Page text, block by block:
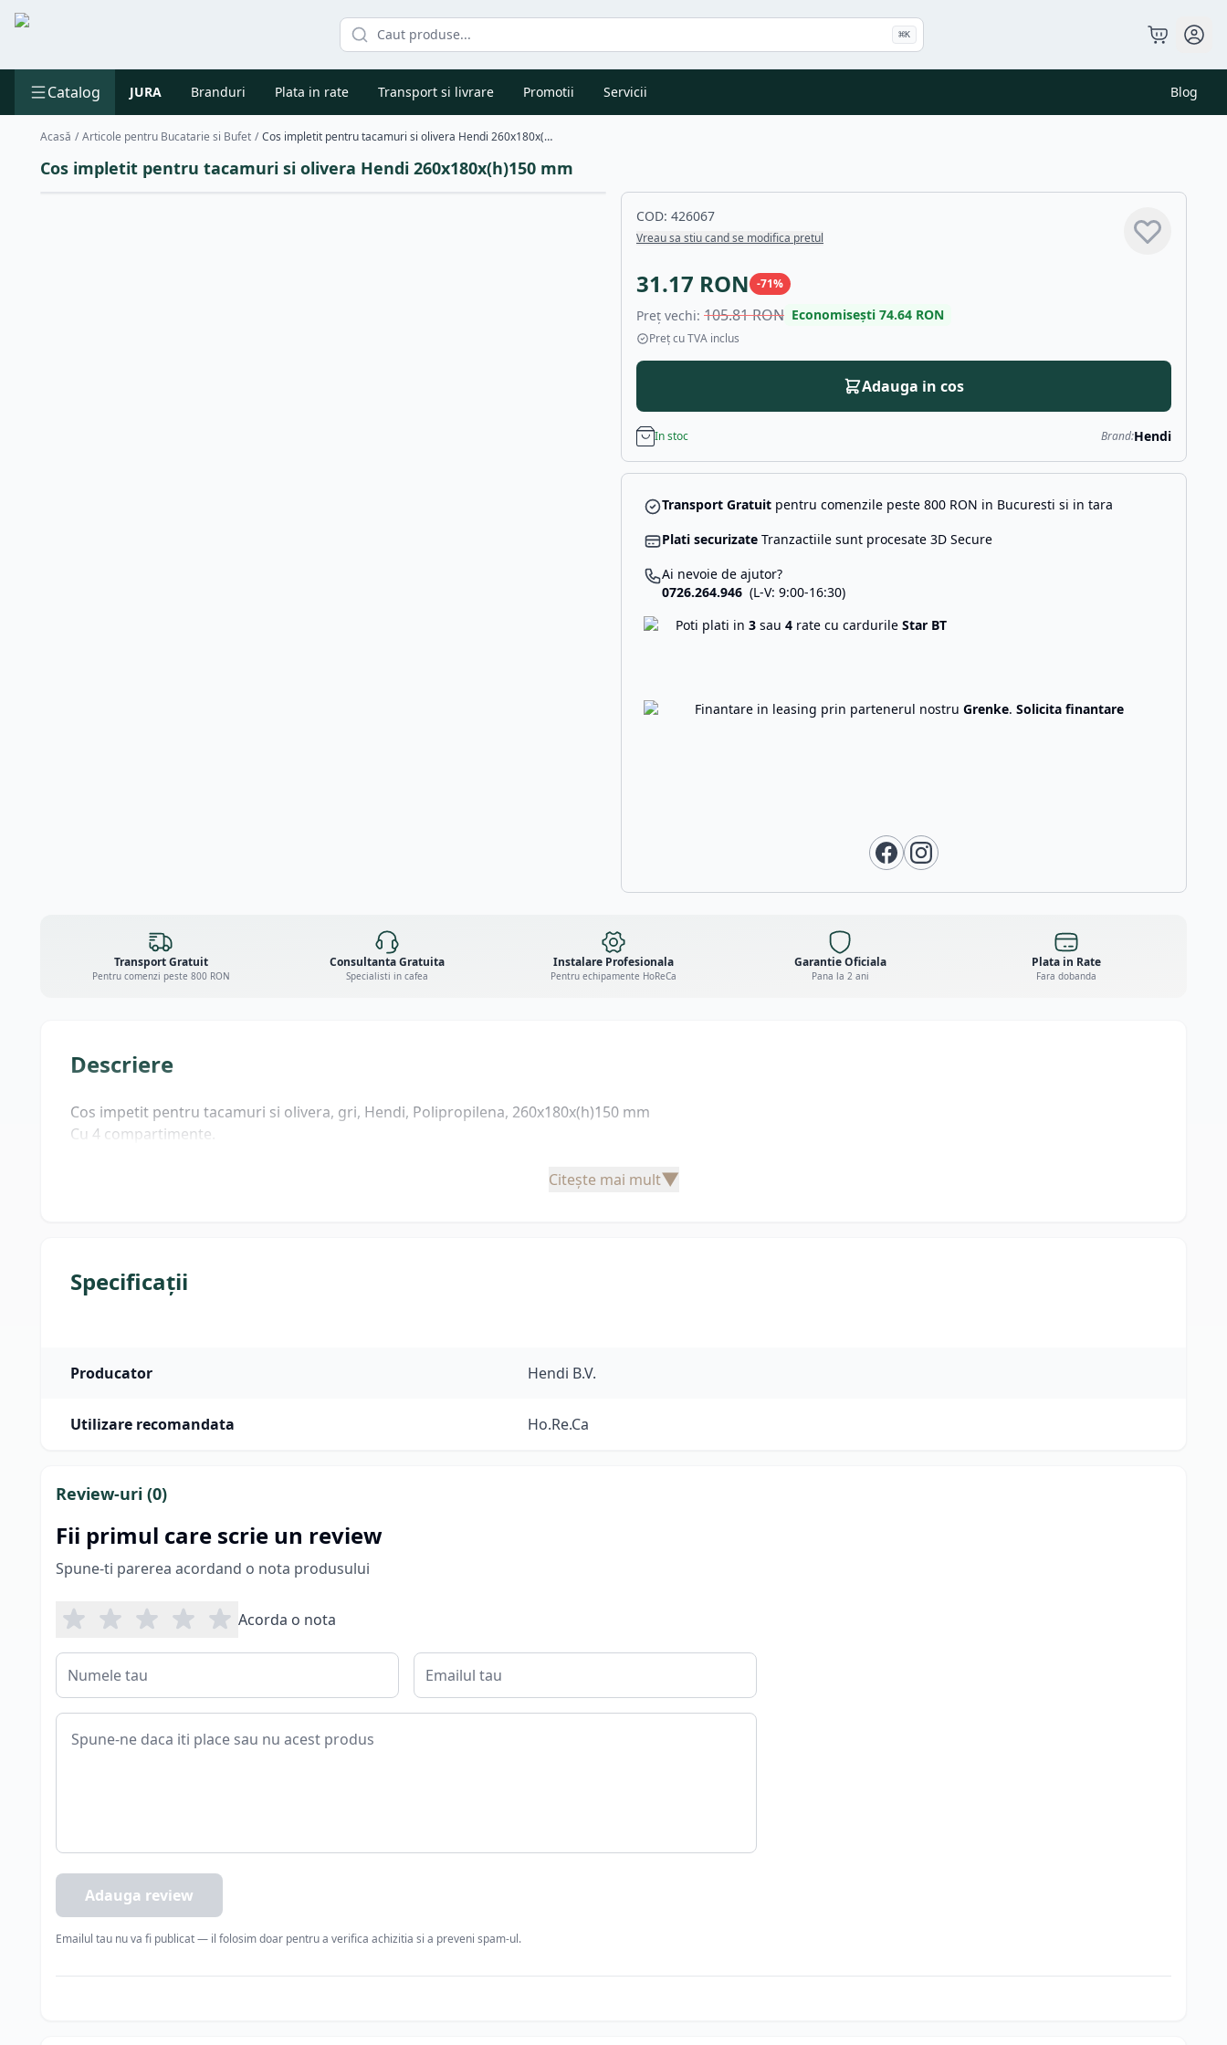
⌘K
Catalog JURA Branduri Plata in rate Transport si livrare Promotii Servicii Blog
Acasă / Articole pentru Bucatarie si Bufet / Cos impletit pentru tacamuri si olivera Hendi 260x180x(h)150 mm
Cos impletit pentru tacamuri si olivera Hendi 260x180x(h)150 mm
COD: 426067
Vreau sa stiu cand se modifica pretul
31.17 RON -71%
Preț vechi: 105.81RON Economisești 74.64 RON
Preț cu TVA inclus
Adauga in cos
In stoc Brand:Hendi
Transport Gratuit pentru comenzile peste 800 RON in Bucuresti si in tara
Plati securizate Tranzactiile sunt procesate 3D Secure
Ai nevoie de ajutor?
0726.264.946 (L-V: 9:00-16:30)
Poti plati in 3 sau 4 rate cu cardurile Star BT
Finantare in leasing prin partenerul nostru Grenke. Solicita finantare
Transport Gratuit
Pentru comenzi peste 800 RON
Consultanta Gratuita
Specialisti in cafea
Instalare Profesionala
Pentru echipamente HoReCa
Garantie Oficiala
Pana la 2 ani
Plata in Rate
Fara dobanda
Descriere
Cos impetit pentru tacamuri si olivera, gri, Hendi, Polipropilena, 260x180x(h)150 mm
Cu 4 compartimente.
Citește mai mult▼
Specificații
Producator Hendi B.V.
Utilizare recomandata Ho.Re.Ca
Review-uri (0)
Fii primul care scrie un review
Spune-ti parerea acordand o nota produsului
Acorda o nota
Adauga review
Emailul tau nu va fi publicat — il folosim doar pentru a verifica achizitia si a preveni spam-ul.